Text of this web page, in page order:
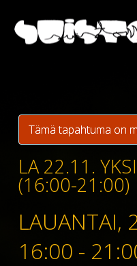
Tämä tapahtuma on
LA 22.11.
(16:00-21:00)
LAUANTAI,
16:00 -